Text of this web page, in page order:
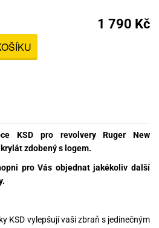
1 790 Kč
KSD pro revolvery Ruger New
zdobený s logem.
pro Vás objednat jakékoliv další
KSD vylepšují vaši zbraň s jedinečným